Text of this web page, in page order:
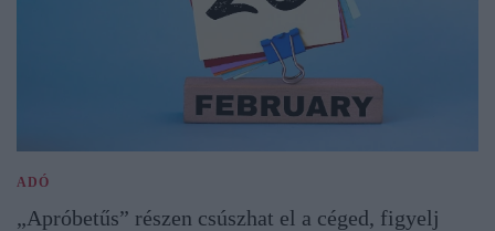
ADÓ
„Apróbetűs” részen csúszhat el a céged, figyelj